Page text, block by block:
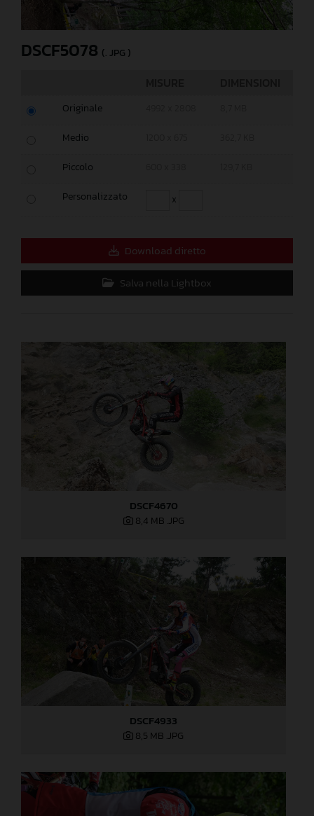
DSCF5078 (. JPG )
Originale
Medio
Piccolo
Personalizzato x
Download diretto
Salva nella Lightbox
DSCF4670
8,4 MB .JPG
DSCF4933
8,5 MB .JPG